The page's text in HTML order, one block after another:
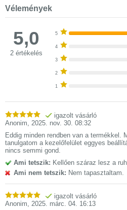
Vélemények
5,0
2 értékelés
5
4
3
2
1
igazolt vásárló
Anonim, 2025. nov. 30. 08:32
Eddig minden rendben van a termékkel.
tanulgatom a kezelőfelület eggyes
nincs semmi gond.
Ami tetszik: Kellően száraz lesz a
Ami nem tetszik: Nem tapasztaltam.
igazolt vásárló
Anonim, 2025. márc. 04. 16:13